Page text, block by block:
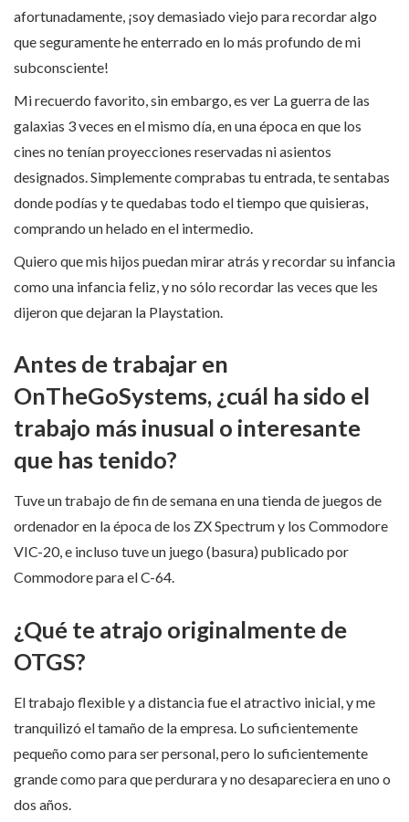
afortunadamente, ¡soy demasiado viejo para recordar algo
que seguramente he enterrado en lo más profundo de mi
subconsciente!
Mi recuerdo favorito, sin embargo, es ver La guerra de las
galaxias 3 veces en el mismo día, en una época en que los
cines no tenían proyecciones reservadas ni asientos
designados. Simplemente comprabas tu entrada, te sentabas
donde podías y te quedabas todo el tiempo que quisieras,
comprando un helado en el intermedio.
Quiero que mis hijos puedan mirar atrás y recordar su infancia
como una infancia feliz, y no sólo recordar las veces que les
dijeron que dejaran la Playstation.
Antes de trabajar en
OnTheGoSystems, ¿cuál ha sido el
trabajo más inusual o interesante
que has tenido?
Tuve un trabajo de fin de semana en una tienda de juegos de
ordenador en la época de los ZX Spectrum y los Commodore
VIC-20, e incluso tuve un juego (basura) publicado por
Commodore para el C-64.
¿Qué te atrajo originalmente de
OTGS?
El trabajo flexible y a distancia fue el atractivo inicial, y me
tranquilizó el tamaño de la empresa. Lo suficientemente
pequeño como para ser personal, pero lo suficientemente
grande como para que perdurara y no desapareciera en uno o
dos años.